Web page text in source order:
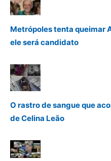
Metrópoles tenta queimar
ele será candidato
O rastro de sangue que
de Celina Leão